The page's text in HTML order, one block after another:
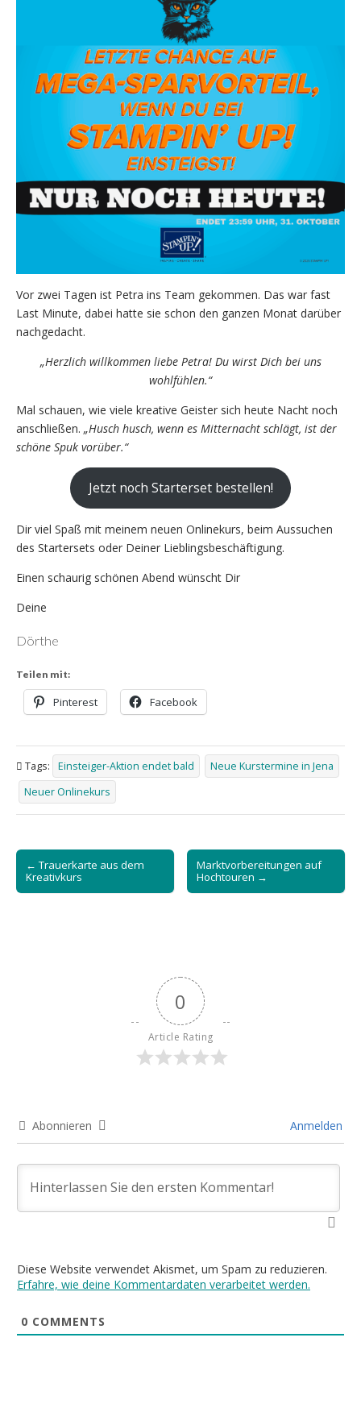
Vor zwei Tagen ist Petra ins Team gekommen. Das war fast
Last Minute, dabei hatte sie schon den ganzen Monat darüber
nachgedacht.
„Herzlich willkommen liebe Petra! Du wirst Dich bei uns
wohlfühlen.“
Mal schauen, wie viele kreative Geister sich heute Nacht noch
anschließen. „Husch husch, wenn es Mitternacht schlägt, ist der
schöne Spuk vorüber.“
Jetzt noch Starterset bestellen!
Dir viel Spaß mit meinem neuen Onlinekurs, beim Aussuchen
des Startersets oder Deiner Lieblingsbeschäftigung.
Einen schaurig schönen Abend wünscht Dir
Deine
Dörthe
Teilen mit:
Pinterest Facebook
Tags: Einsteiger-Aktion endet bald
Neue Kurstermine in Jena
Neuer Onlinekurs
Post
navigation
← Trauerkarte aus dem
Kreativkurs
Marktvorbereitungen auf
Hochtouren →
0
Article Rating
Abonnieren Anmelden
Diese Website verwendet Akismet, um Spam zu reduzieren.
Erfahre, wie deine Kommentardaten verarbeitet werden.
0 COMMENTS